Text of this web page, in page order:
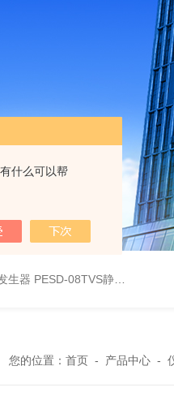
什么可以帮
生器 PESD-08TVS静电放电发生器
您的位置： 首页- 产品中心-